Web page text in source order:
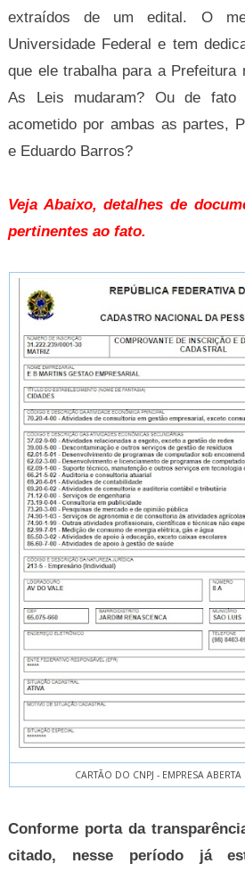
extraídos de um edital. O
Universidade Federal e tem
que ele trabalha para a Prefeitura
As Leis mudaram? Ou de
acometido por ambas as partes,
e Eduardo Barros?
Veja Abaixo, detalhes de
pertinentes ao fato.
CARTÃO DO CNPJ - EMPRESA
Conforme porta da
citado, nesse período já